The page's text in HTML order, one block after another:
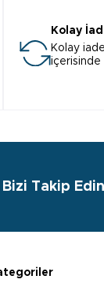
Kolay
Kolay
içerisinde
Bizi Takip Edin